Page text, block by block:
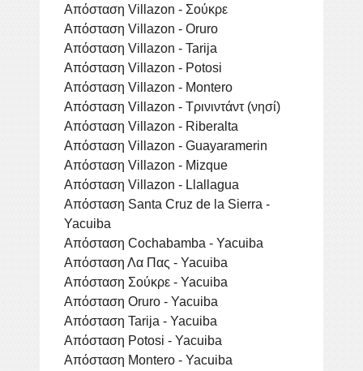
Απόσταση Villazon - Σούκρε
Απόσταση Villazon - Oruro
Απόσταση Villazon - Tarija
Απόσταση Villazon - Potosi
Απόσταση Villazon - Montero
Απόσταση Villazon - Τρινιντάντ (νησί)
Απόσταση Villazon - Riberalta
Απόσταση Villazon - Guayaramerin
Απόσταση Villazon - Mizque
Απόσταση Villazon - Llallagua
Απόσταση Santa Cruz de la Sierra -
Yacuiba
Απόσταση Cochabamba - Yacuiba
Απόσταση Λα Πας - Yacuiba
Απόσταση Σούκρε - Yacuiba
Απόσταση Oruro - Yacuiba
Απόσταση Tarija - Yacuiba
Απόσταση Potosi - Yacuiba
Απόσταση Montero - Yacuiba